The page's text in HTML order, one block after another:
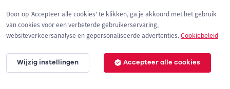
200 m
Door op 'Accepteer alle cookies' te klikken, ga je akkoord met het gebruik
van cookies voor een verbeterde gebruikerservaring,
websiteverkeersanalyse en gepersonaliseerde advertenties.Cookiebeleid
Wijzig instellingen Accepteer alle cookies